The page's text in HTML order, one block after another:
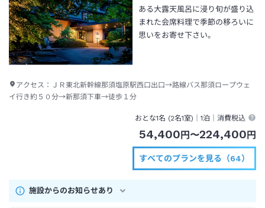
ある大露天風呂に浸り旬が盛り込
まれた会席料理で季節の移ろいに
思いをお寄せ下さい。
アクセス： ＪＲ東北新幹線那須塩原駅西口出口→路線バス那須ロープウェ
イ行き約５０分→新那須下車→徒歩１分
おとな1名 (2名1室)｜1泊 ｜消費税込
54,400円〜224,400円
すべてのプランを見る（64）
施設からのお知らせあり